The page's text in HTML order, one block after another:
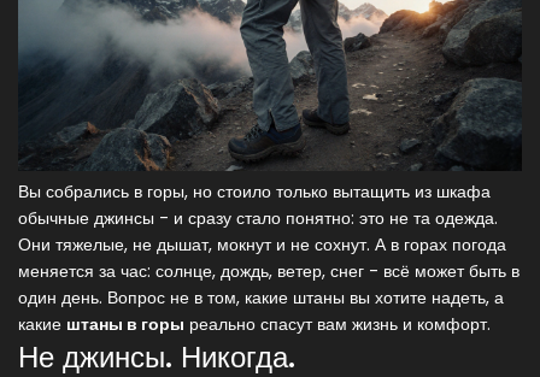
Вы собрались в горы, но стоило только вытащить из шкафа
обычные джинсы - и сразу стало понятно: это не та одежда.
Они тяжелые, не дышат, мокнут и не сохнут. А в горах погода
меняется за час: солнце, дождь, ветер, снег - всё может быть в
один день. Вопрос не в том, какие штаны вы хотите надеть, а
какие штаны в горы реально спасут вам жизнь и комфорт.
Не джинсы. Никогда.